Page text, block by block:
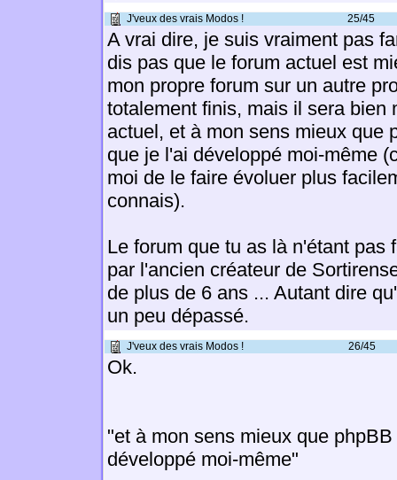
J'veux des vrais Modos ! 25/45
A vrai dire, je suis vraiment pas
dis pas que le forum actuel est
mon propre forum sur un autre
totalement finis, mais il sera bien
actuel, et à mon sens mieux que
que je l'ai développé moi-même
moi de le faire évoluer plus
connais).
Le forum que tu as là n'étant pas
par l'ancien créateur de
de plus de 6 ans ... Autant dire
un peu dépassé.
J'veux des vrais Modos ! 26/45
Ok.
"et à mon sens mieux que
développé moi-même"